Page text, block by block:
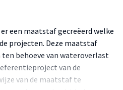
een maatstaf gecreëerd welke
projecten. Deze maatstaf
behoeve van wateroverlast
van de
van de maatstaf te